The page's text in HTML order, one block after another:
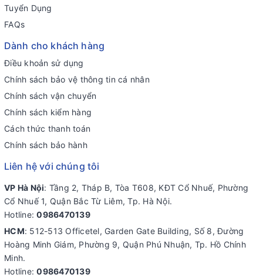
Tuyển Dụng
FAQs
Dành cho khách hàng
Điều khoản sử dụng
Chính sách bảo vệ thông tin cá nhân
Chính sách vận chuyển
Chính sách kiểm hàng
Cách thức thanh toán
Chính sách bảo hành
Liên hệ với chúng tôi
VP Hà Nội: Tầng 2, Tháp B, Tòa T608, KĐT Cổ Nhuế, Phường
Cổ Nhuế 1, Quận Bắc Từ Liêm, Tp. Hà Nội.
Hotline:0986470139
HCM: 512-513 Officetel, Garden Gate Building, Số 8, Đường
Hoàng Minh Giám, Phường 9, Quận Phú Nhuận, Tp. Hồ Chính
Minh.
Hotline:0986470139